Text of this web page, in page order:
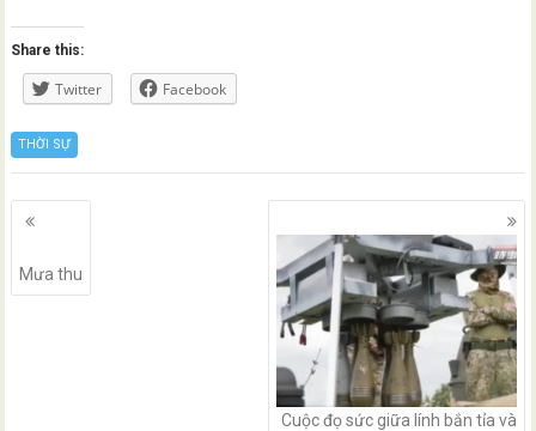
Share this:
Twitter Facebook
THỜI SỰ
Posts
Mưa thu
Cuộc đọ sức giữa lính bắn tỉa và